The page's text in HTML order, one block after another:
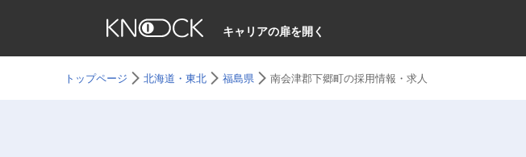
キャリアの扉を開く
トップページ 北海道・東北 福島県 南会津郡下郷町の採用情報・求人